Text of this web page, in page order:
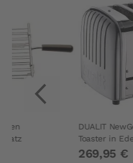
DUALIT NewGen 2 Schlitz-
Toaster in Edelstahl